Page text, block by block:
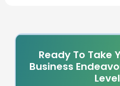
Ready To Take
Business